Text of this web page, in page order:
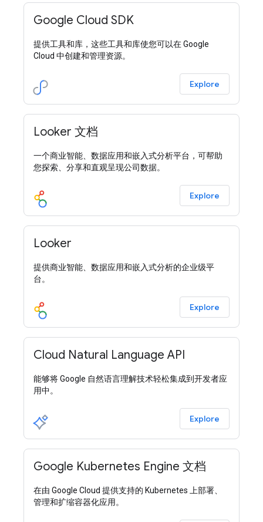
Google Cloud SDK
提供工具和库，这些工具和库使您可以在 Google
Cloud 中创建和管理资源。
Explore
Looker 文档
一个商业智能、数据应用和嵌入式分析平台，可帮助
您探索、分享和直观呈现公司数据。
Explore
Looker
提供商业智能、数据应用和嵌入式分析的企业级平
台。
Explore
Cloud Natural Language API
能够将 Google 自然语言理解技术轻松集成到开发者应
用中。
Explore
Google Kubernetes Engine 文档
在由 Google Cloud 提供支持的 Kubernetes 上部署、
管理和扩缩容器化应用。